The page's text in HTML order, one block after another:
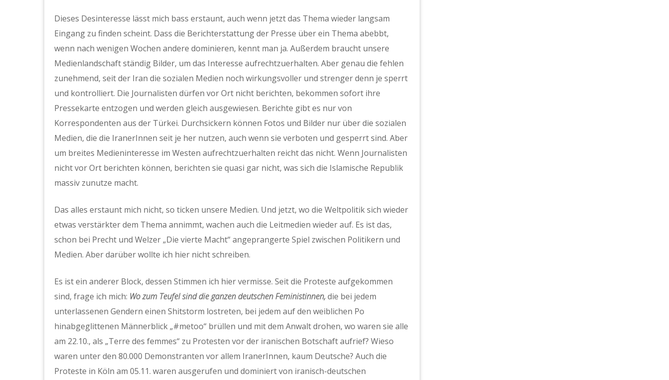
Dieses Desinteresse lässt mich bass erstaunt, auch wenn jetzt das Thema wieder langsam
Eingang zu finden scheint. Dass die Berichterstattung der Presse über ein Thema abebbt,
wenn nach wenigen Wochen andere dominieren, kennt man ja. Außerdem braucht unsere
Medienlandschaft ständig Bilder, um das Interesse aufrechtzuerhalten. Aber genau die fehlen
zunehmend, seit der Iran die sozialen Medien noch wirkungsvoller und strenger denn je sperrt
und kontrolliert. Die Journalisten dürfen vor Ort nicht berichten, bekommen sofort ihre
Pressekarte entzogen und werden gleich ausgewiesen. Berichte gibt es nur von
Korrespondenten aus der Türkei. Durchsickern können Fotos und Bilder nur über die sozialen
Medien, die die IranerInnen seit je her nutzen, auch wenn sie verboten und gesperrt sind. Aber
um breites Medieninteresse im Westen aufrechtzuerhalten reicht das nicht. Wenn Journalisten
nicht vor Ort berichten können, berichten sie quasi gar nicht, was sich die Islamische Republik
massiv zunutze macht.
Das alles erstaunt mich nicht, so ticken unsere Medien. Und jetzt, wo die Weltpolitik sich wieder
etwas verstärkter dem Thema annimmt, wachen auch die Leitmedien wieder auf. Es ist das,
schon bei Precht und Welzer „Die vierte Macht“ angeprangerte Spiel zwischen Politikern und
Medien. Aber darüber wollte ich hier nicht schreiben.
Es ist ein anderer Block, dessen Stimmen ich hier vermisse. Seit die Proteste aufgekommen
sind, frage ich mich: Wo zum Teufel sind die ganzen deutschen Feministinnen,die bei jedem
unterlassenen Gendern einen Shitstorm lostreten, bei jedem auf den weiblichen Po
hinabgeglittenen Männerblick „#metoo“ brüllen und mit dem Anwalt drohen, wo waren sie alle
am 22.10., als „Terre des femmes“ zu Protesten vor der iranischen Botschaft aufrief? Wieso
waren unter den 80.000 Demonstranten vor allem IranerInnen, kaum Deutsche? Auch die
Proteste in Köln am 05.11. waren ausgerufen und dominiert von iranisch-deutschen